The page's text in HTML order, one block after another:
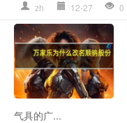
zh 12-27 0
气具的广...